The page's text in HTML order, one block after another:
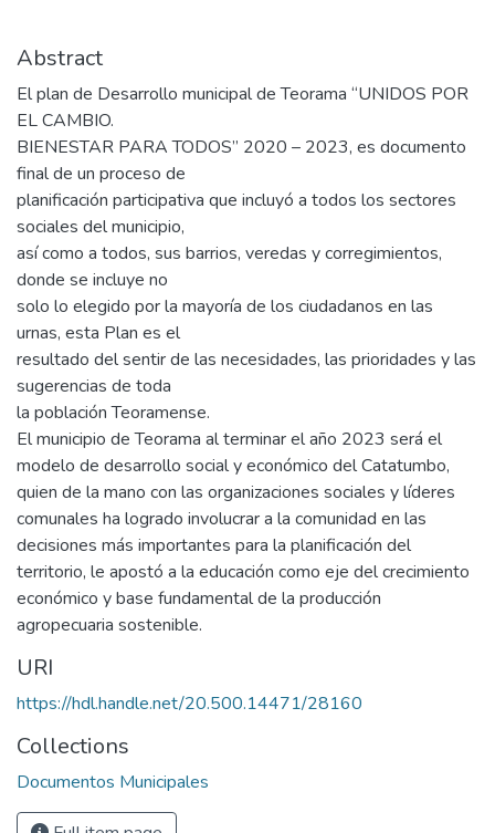
Abstract
El plan de Desarrollo municipal de Teorama “UNIDOS POR
EL CAMBIO.
BIENESTAR PARA TODOS” 2020 – 2023, es documento
final de un proceso de
planificación participativa que incluyó a todos los sectores
sociales del municipio,
así como a todos, sus barrios, veredas y corregimientos,
donde se incluye no
solo lo elegido por la mayoría de los ciudadanos en las
urnas, esta Plan es el
resultado del sentir de las necesidades, las prioridades y las
sugerencias de toda
la población Teoramense.
El municipio de Teorama al terminar el año 2023 será el
modelo de desarrollo social y económico del Catatumbo,
quien de la mano con las organizaciones sociales y líderes
comunales ha logrado involucrar a la comunidad en las
decisiones más importantes para la planificación del
territorio, le apostó a la educación como eje del crecimiento
económico y base fundamental de la producción
agropecuaria sostenible.
URI
https://hdl.handle.net/20.500.14471/28160
Collections
Documentos Municipales